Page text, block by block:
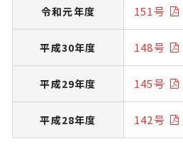
令和元年度 151号
平成30年度 148号
平成29年度 145号
平成28年度 142号